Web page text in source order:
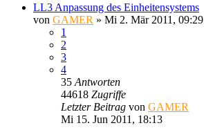
LL3 Anpassung des Einheitensystems
von GAMER » Mi 2. Mär 2011, 09:29
1
2
3
4
35 Antworten
44618 Zugriffe
Letzter Beitrag von GAMER
Mi 15. Jun 2011, 18:13